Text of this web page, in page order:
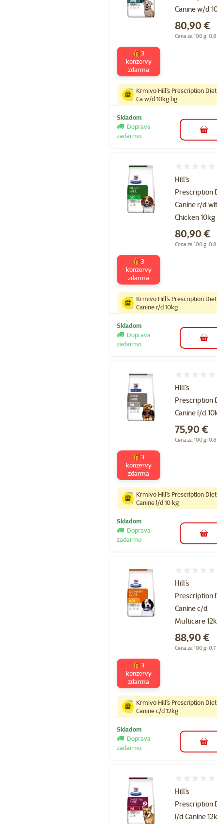
Canine w/d
Cena
80,90 €
Cena za 100 g:
🎁3
konzervy
zdarma
Krmivo Hill´s Prescription Diet
Ca w/d 10kg bg
Skladom
Doprava
zadarmo
do
Hill´s
Prescription
Canine r/d
Chicken 10kg
Cena
80,90 €
Cena za 100 g:
🎁3
konzervy
zdarma
Krmivo Hill´s Prescription Diet
Canine r/d 10kg
Skladom
Doprava
zadarmo
do
Hill´s
Prescription
Canine l/d
Cena
75,90 €
Cena za 100 g:
🎁3
konzervy
zdarma
Krmivo Hill´s Prescription Diet
Canine l/d 10 kg
Skladom
Doprava
zadarmo
do
Hill´s
Prescription
Canine c/d
Multicare
Cena
88,90 €
Cena za 100 g:
🎁3
konzervy
zdarma
Krmivo Hill´s Prescription Diet
Canine c/d 12kg
Skladom
Doprava
zadarmo
do
Hill´s
Prescription
i/d Canine